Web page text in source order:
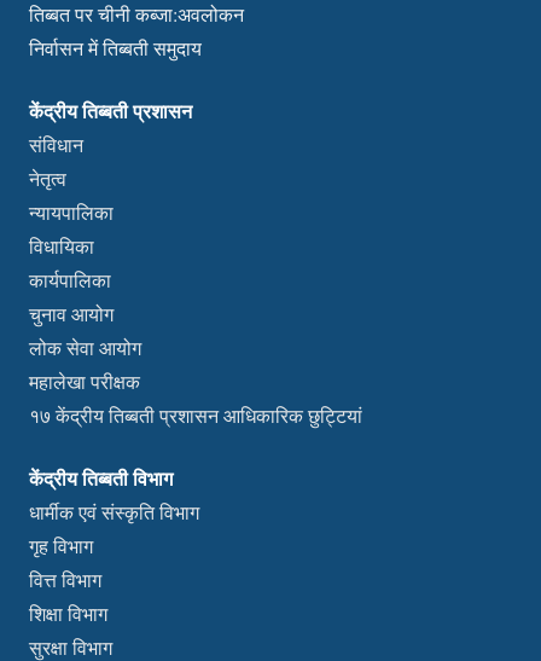
तिब्बत पर चीनी कब्जा:अवलोकन
निर्वासन में तिब्बती समुदाय
केंद्रीय तिब्बती प्रशासन
संविधान
नेतृत्व
न्यायपालिका
विधायिका
कार्यपालिका
चुनाव आयोग
लोक सेवा आयोग
महालेखा परीक्षक
१७ केंद्रीय तिब्बती प्रशासन आधिकारिक छुट्टियां
केंद्रीय तिब्बती विभाग
धार्मीक एवं संस्कृति विभाग
गृह विभाग
वित्त विभाग
शिक्षा विभाग
सुरक्षा विभाग